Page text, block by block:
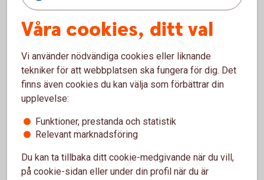
Småföretagare
Våra cookies, ditt val
Vi använder nödvändiga cookies eller liknande
tekniker för att webbplatsen ska fungera för dig. Det
finns även cookies du kan välja som förbättrar din
upplevelse:
Funktioner, prestanda och statistik
Relevant marknadsföring
Du kan ta tillbaka ditt cookie-medgivande när du vill,
på cookie-sidan eller under din profil när du är